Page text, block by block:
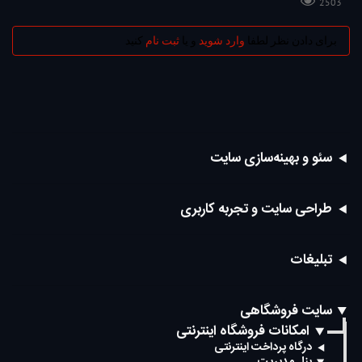
وارد شوید ثبت نام
سئو و بهینه‌سازی سایت
طراحی سایت و تجربه کاربری
تبلیغات
سایت فروشگاهی
امکانات فروشگاه اینترنتی
درگاه پرداخت اینترنتی